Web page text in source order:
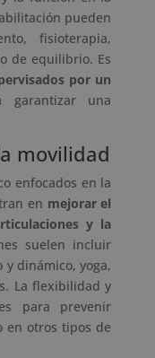
pueden
fisioterapia,
de equilibrio. Es
por un
una
movilidad
enfocados en la
en mejorar el
y la
suelen incluir
dinámico, yoga,
La flexibilidad y
para prevenir
en otros tipos de